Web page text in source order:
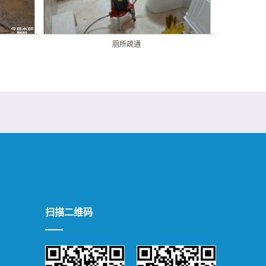
厕所疏通
扫描二维码